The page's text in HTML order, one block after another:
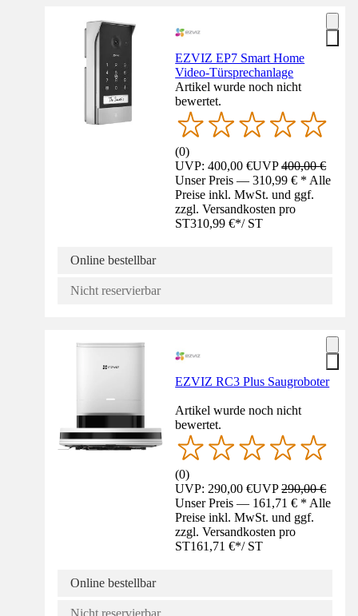
EZVIZ EP7 Smart Home
Video-Türsprechanlage
Artikel wurde noch nicht
bewertet.
(0)
UVP: 400,00 €UVP400,00 €
Unser Preis — 310,99 € * Alle
Preise inkl. MwSt. und ggf.
zzgl. Versandkosten pro
ST310,99 €*/ ST
Online bestellbar
Nicht reservierbar
EZVIZ RC3 Plus Saugroboter
Artikel wurde noch nicht
bewertet.
(0)
UVP: 290,00 €UVP290,00 €
Unser Preis — 161,71 € * Alle
Preise inkl. MwSt. und ggf.
zzgl. Versandkosten pro
ST161,71 €*/ ST
Online bestellbar